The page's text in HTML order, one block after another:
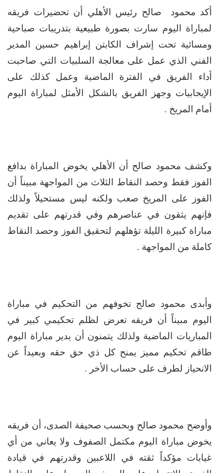
أكد محمود صالح رئيس الأهلي أن تحضيرات فريقه
لمباراة اليوم سارت بصورة طبيعية بتدريبات صباحية
ومسائية تحت إشراف الكابتن إبراهيم حسين المدير
الفني الذي عمل على معالجة السلبيات التي صاحبت
أداء الفريق في الفترة الماضية وعمل كذلك على
الإيجابيات وجهز الفريق بالشكل الأمثل لمباراة اليوم
أمام المريخ .
وكشف محمود صالح أن الأهلي يخوض المباراة بدافع
الفوز فقط وحصد النقاط الثلاث من المواجهة مبيناً أن
الفوز على المريخ صعب ولكنه ليس مستحيلاً ولذلك
فإنهم يثقون في عناصرهم وفي قدرتهم على تقديم
مباراة كبيرة الليلة تؤهلهم لتحقيق الفوز وحصد النقاط
كاملة من المواجهة .
وأبدى محمود صالح تخوفهم من التحكيم في مباراة
اليوم مبيناً أن فريقه تعرض لظلم تحكيمي كبير في
المباريات الماضية ولذلك يتمنون أن يدير مباراة اليوم
طاقم تحكيم مميز يمنح كل ذي حق حقه وبعيداً عن
الانحياز لطرف على حساب الأخر .
وأوضح محمود صالح وبحسب صحيفة الصدى، أن فريقه
يخوض مباراة اليوم مكتمل الصفوف ولا يعاني من أي
غيابات مؤكداً ثقته في اللاعبين وقدرتهم في قيادة